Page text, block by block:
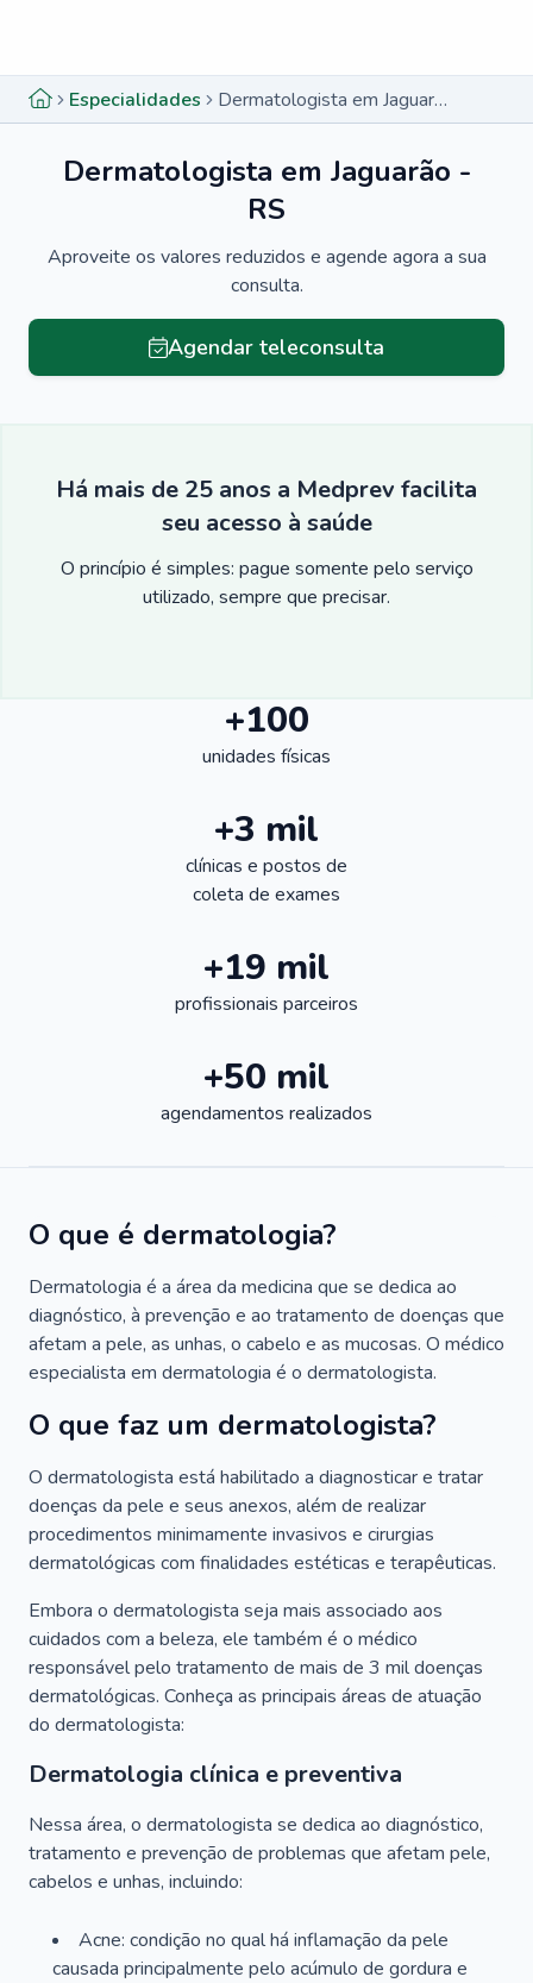
Especialidades Dermatologista em Jaguarão - RS
Dermatologista em Jaguarão -
RS
Aproveite os valores reduzidos e agende agora a sua
consulta.
Agendar teleconsulta
Há mais de 25 anos a Medprev facilita
seu acesso à saúde
O princípio é simples: pague somente pelo serviço
utilizado, sempre que precisar.
+100
unidades físicas
+3 mil
clínicas e postos de
coleta de exames
+19 mil
profissionais parceiros
+50 mil
agendamentos realizados
O que é dermatologia?
Dermatologia é a área da medicina que se dedica ao
diagnóstico, à prevenção e ao tratamento de doenças que
afetam a pele, as unhas, o cabelo e as mucosas. O médico
especialista em dermatologia é o dermatologista.
O que faz um dermatologista?
O dermatologista está habilitado a diagnosticar e tratar
doenças da pele e seus anexos, além de realizar
procedimentos minimamente invasivos e cirurgias
dermatológicas com finalidades estéticas e terapêuticas.
Embora o dermatologista seja mais associado aos
cuidados com a beleza, ele também é o médico
responsável pelo tratamento de mais de 3 mil doenças
dermatológicas. Conheça as principais áreas de atuação
do dermatologista:
Dermatologia clínica e preventiva
Nessa área, o dermatologista se dedica ao diagnóstico,
tratamento e prevenção de problemas que afetam pele,
cabelos e unhas, incluindo:
Acne: condição no qual há inflamação da pele
causada principalmente pelo acúmulo de gordura e